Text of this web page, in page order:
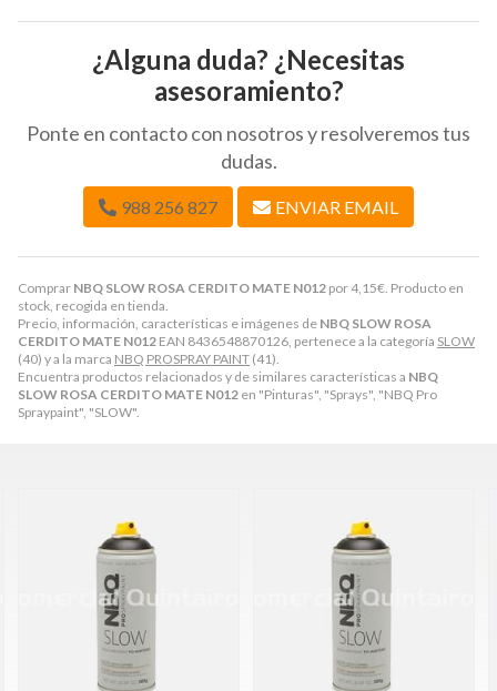
Comprar NBQ SLOW ROSA CERDITO MATE N012 por4,15€. Producto en
stock, recogida en tienda.
Precio, información, características e imágenes de NBQ SLOW ROSA
CERDITO MATE N012 EAN 8436548870126, pertenece a la categoría SLOW
(40) y a la marca NBQ PROSPRAY PAINT (41).
Encuentra productos relacionados y de similares características a NBQ
SLOW ROSA CERDITO MATE N012 en "Pinturas", "Sprays", "NBQ Pro
Spraypaint", "SLOW".
¿Alguna duda? ¿Necesitas
asesoramiento?
Ponte en contacto con nosotros y resolveremos tus
dudas.
988 256 827 ENVIAR EMAIL